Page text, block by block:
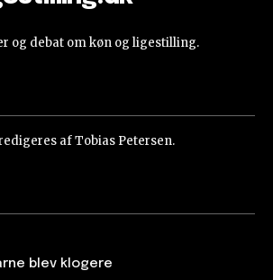
og debat om køn og ligestilling.
af Tobias Petersen.
blev klogere